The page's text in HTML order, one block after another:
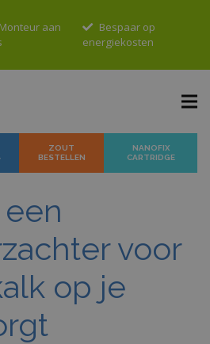
Monteur aan
Bespaar op
energiekosten
ZOUT
BESTELLEN
NANOFIX
CARTRIDGE
voor
op je